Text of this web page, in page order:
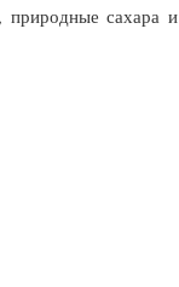
природные сахара и